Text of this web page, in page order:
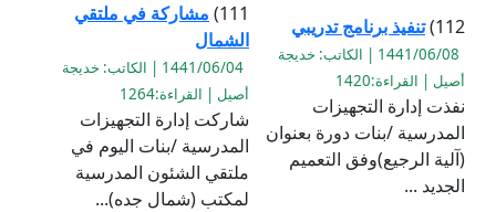
112) تنفيذ برنامج تدريبي
1441/06/08 | الكاتب: خديجة
أصيل | القراءة:1420
نفذت إدارة التجهيزات
المدرسية /بنات دورة بعنوان
(آلية الرجيع)وفق التعميم
الجديد ...
111) مشاركة في ملتقي
الشمال
1441/06/04 | الكاتب: خديجة
أصيل | القراءة:1264
شاركت إدارة التجهيزات
المدرسية /بنات اليوم في
ملتقي الشئون المدرسية
لمكتب (شمال جده)...